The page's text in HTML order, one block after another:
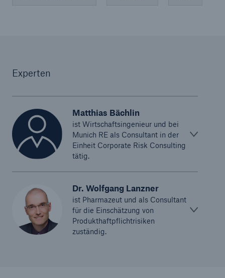
Experten
Matthias Bächlin
ist Wirtschaftsingenieur und bei
Munich RE als Consultant in der
Einheit Corporate Risk Consulting
tätig.
Dr. Wolfgang Lanzner
ist Pharmazeut und als Consultant
für die Einschätzung von
Produkthaftpflichtrisiken
zuständig.